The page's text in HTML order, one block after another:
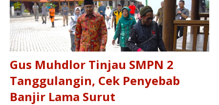
Gus Muhdlor Tinjau SMPN 2
Tanggulangin, Cek Penyebab
Banjir Lama Surut